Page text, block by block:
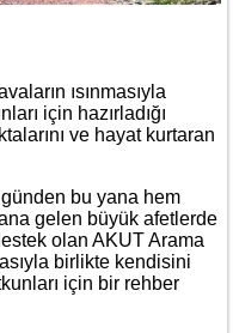
ısınmasıyla
için hazırladığı
ve hayat kurtaran
bu yana hem
gelen büyük afetlerde
olan AKUT Arama
birlikte kendisini
için bir rehber